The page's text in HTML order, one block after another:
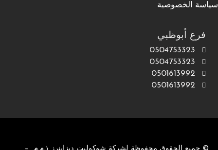
سياسة الخصوصية
فرع أبوظبي
0504753323
0504753323
0501613992
0501613992